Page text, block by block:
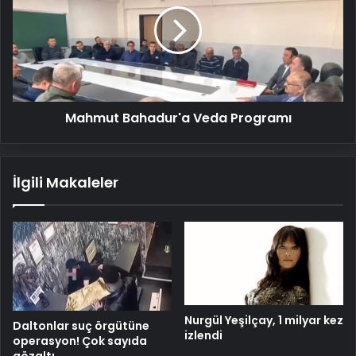
Programı
Mahmut Bahadur'a Veda Programı
İlgili Makaleler
Daltonlar suç örgütüne
operasyon! Çok sayıda
Nurgül Yeşilçay, 1 milyar kez
izlendi